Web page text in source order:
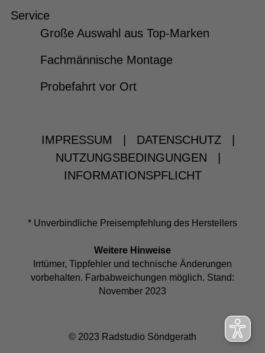
Service
Große Auswahl aus Top-Marken
Fachmännische Montage
Probefahrt vor Ort
IMPRESSUM DATENSCHUTZ
NUTZUNGSBEDINGUNGEN
INFORMATIONSPFLICHT
* Unverbindliche Preisempfehlung des Herstellers
Weitere Hinweise
Irrtümer, Tippfehler und technische Änderungen
vorbehalten. Farbabweichungen möglich. Stand:
November 2023
© 2023 Radstudio Söndgerath